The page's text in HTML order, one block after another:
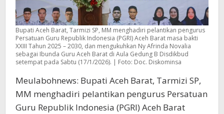
Bupati Aceh Barat, Tarmizi SP, MM menghadiri pelantikan pengurus
Persatuan Guru Republik Indonesia (PGRI) Aceh Barat masa bakti
XXIII Tahun 2025 – 2030, dan mengukuhkan Ny Afrinda Novalia
sebagai Ibunda Guru Aceh Barat di Aula Gedung B Disdikbud
setempat pada Sabtu (17/1/2026). | Foto: Doc. Diskominsa
Meulabohnews: Bupati Aceh Barat, Tarmizi SP,
MM menghadiri pelantikan pengurus Persatuan
Guru Republik Indonesia (PGRI) Aceh Barat